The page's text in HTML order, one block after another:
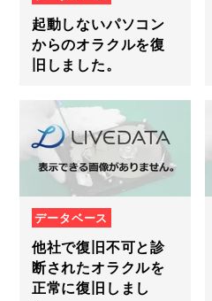
起動しないパソコン
からのオラクルを復
旧しました。
データベース
他社で復旧不可と診
断されたオラクルを
正常に復旧しまし